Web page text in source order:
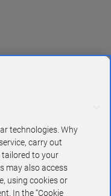
technologies. Why
carry out
to your
may also access
using cookies or
In the “Cookie